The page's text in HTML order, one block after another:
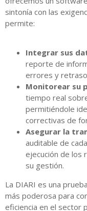
sintonía con las
permite:
Integrar sus
reporte de
errores y
Monitorear su
tiempo real
permitiéndole
correctivas de
Asegurar la
auditable de
ejecución de los
su gestión.
La DIARI es una
más poderosa para
eficiencia en el sector